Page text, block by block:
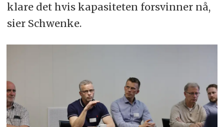
klare det hvis kapasiteten forsvinner nå,
sier Schwenke.